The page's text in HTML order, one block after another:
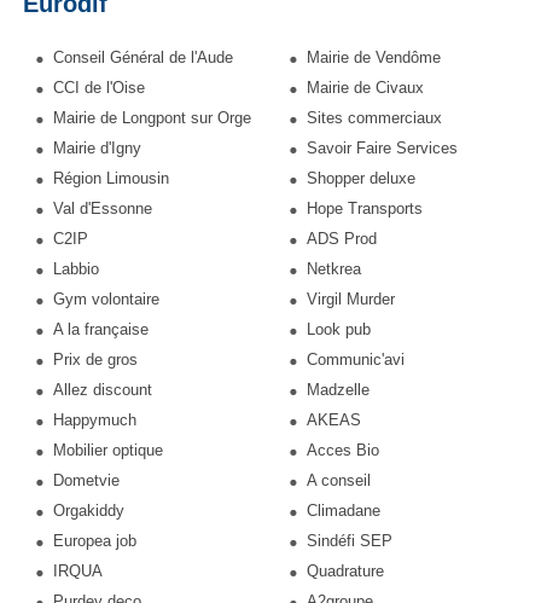
Conseil Général de l'Aude
CCI de l'Oise
Mairie de Longpont sur Orge
Mairie d'Igny
Région Limousin
Val d'Essonne
C2IP
Labbio
Gym volontaire
A la française
Prix de gros
Allez discount
Happymuch
Mobilier optique
Dometvie
Orgakiddy
Europea job
IRQUA
Mairie de Vendôme
Mairie de Civaux
Sites commerciaux
Savoir Faire Services
Shopper deluxe
Hope Transports
ADS Prod
Netkrea
Virgil Murder
Look pub
Communic'avi
Madzelle
AKEAS
Acces Bio
A conseil
Climadane
Sindéfi SEP
Quadrature